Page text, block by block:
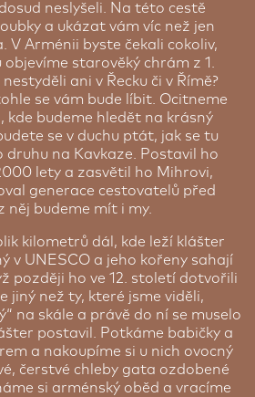
parkování v nedaleké
letiště. Použijte následující
rezervace/?
kódem SEN830a zajistěte si
po dobu, kterou budete trávit
závisí na délce vašeho
a aktuální sazby
stránkách. O vaše auto
vy si užijete svou cestu
Cena dle délky parkování
neslyšeli. Na této cestě
a ukázat vám víc než jen
V Arménii byste čekali cokoliv,
starověký chrám z 1.
ani v Řecku či v Římě?
se vám bude líbit. Ocitneme
kde budeme hledět na krásný
se v duchu ptát, jak se tu
druhu na Kavkaze. Postavil ho
lety a zasvětil ho Mihrovi,
generace cestovatelů před
něj budeme mít i my.
kilometrů dál, kde leží klášter
v UNESCO a jeho kořeny sahají
později ho ve 12. století dotvořili
jiný než ty, které jsme viděli,
na skále a právě do ní se muselo
postavil. Potkáme babičky a
a nakoupíme si u nich ovocný
čerstvé chleby gata ozdobené
si arménský oběd a vracíme